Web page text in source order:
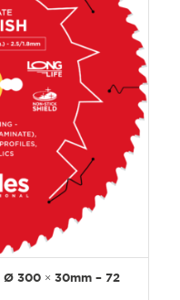
300 × 30mm – 72